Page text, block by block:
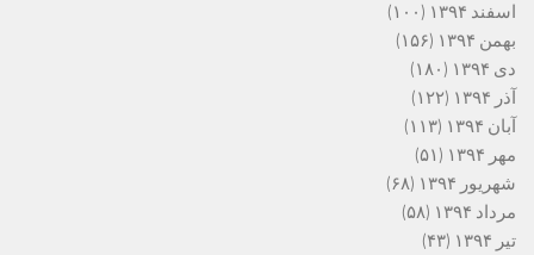
اسفند ۱۳۹۴
(۱۰۰)
بهمن ۱۳۹۴
(۱۵۶)
دی ۱۳۹۴
(۱۸۰)
آذر ۱۳۹۴
(۱۲۲)
آبان ۱۳۹۴
(۱۱۳)
مهر ۱۳۹۴
(۵۱)
شهریور ۱۳۹۴
(۶۸)
مرداد ۱۳۹۴
(۵۸)
تیر ۱۳۹۴
(۴۳)